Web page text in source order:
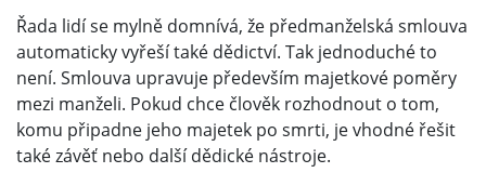
Řada lidí se mylně domnívá, že předmanželská smlouva
automaticky vyřeší také dědictví. Tak jednoduché to
není. Smlouva upravuje především majetkové poměry
mezi manželi. Pokud chce člověk rozhodnout o tom,
komu připadne jeho majetek po smrti, je vhodné řešit
také závěť nebo další dědické nástroje.